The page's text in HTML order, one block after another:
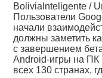
BoliviaInteligente /
Пользователи
начали
должны заметить
с завершением
Android-игры на ПК
всех 130 странах,